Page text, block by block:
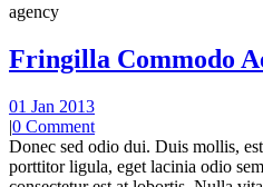
agency
Fringilla Commodo
01 Jan 2013
|0 Comment
Donec sed odio dui. Duis mollis,
porttitor ligula, eget lacinia odio